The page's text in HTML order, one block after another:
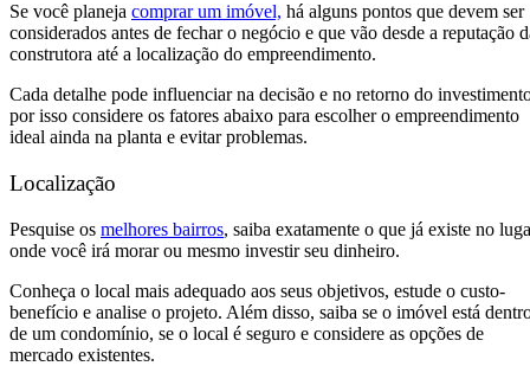
Se você planeja comprar um imóvel, há alguns pontos que devem ser
considerados antes de fechar o negócio e que vão desde a reputação
construtora até a localização do empreendimento.
Cada detalhe pode influenciar na decisão e no retorno do
por isso considere os fatores abaixo para escolher o empreendimento
ideal ainda na planta e evitar problemas.
Localização
Pesquise os melhores bairros, saiba exatamente o que já existe no
onde você irá morar ou mesmo investir seu dinheiro.
Conheça o local mais adequado aos seus objetivos, estude o custo-
benefício e analise o projeto. Além disso, saiba se o imóvel está
de um condomínio, se o local é seguro e considere as opções de
mercado existentes.